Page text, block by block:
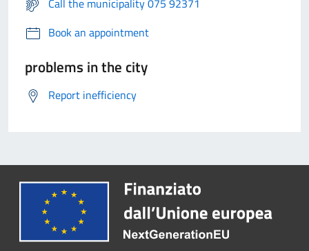
Book an appointment
problems in the city
Report inefficiency